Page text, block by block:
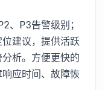
、P3告警级别；
建议，提供活跃
析。方便更快的
应时间、故障恢